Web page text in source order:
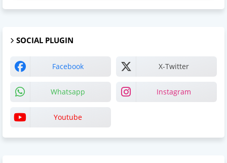
SOCIAL PLUGIN
Facebook X-Twitter
Whatsapp Instagram
Youtube